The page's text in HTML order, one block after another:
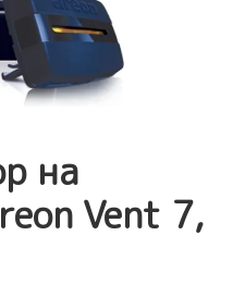
на
Vent 7,